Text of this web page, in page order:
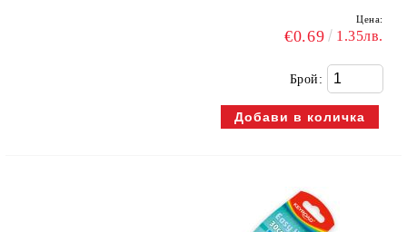
Цена:
€0.69 1.35лв.
Брой: